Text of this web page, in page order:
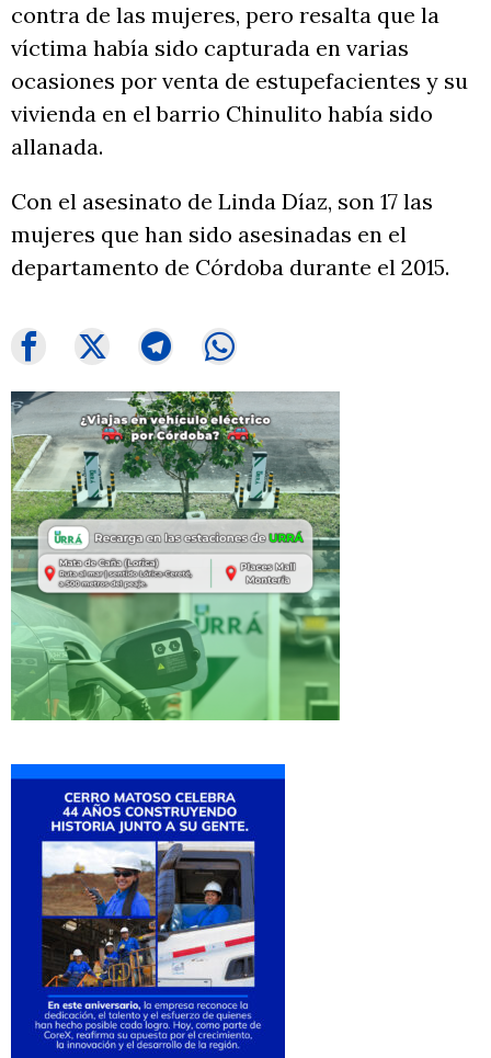
contra de las mujeres, pero resalta que la
víctima había sido capturada en varias
ocasiones por venta de estupefacientes y su
vivienda en el barrio Chinulito había sido
allanada.
Con el asesinato de Linda Díaz, son 17 las
mujeres que han sido asesinadas en el
departamento de Córdoba durante el 2015.